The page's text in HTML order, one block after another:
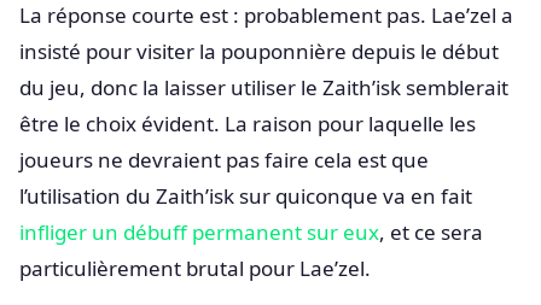
La réponse courte est : probablement pas. Lae’zel a
insisté pour visiter la pouponnière depuis le début
du jeu, donc la laisser utiliser le Zaith’isk semblerait
être le choix évident. La raison pour laquelle les
joueurs ne devraient pas faire cela est que
l’utilisation du Zaith’isk sur quiconque va en fait
infliger un débuff permanent sur eux, et ce sera
particulièrement brutal pour Lae’zel.